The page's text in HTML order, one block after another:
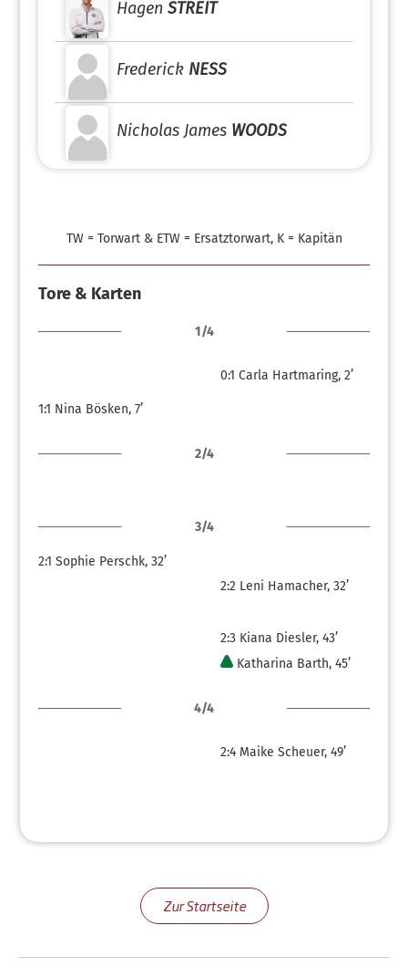
Hagen STREIT
Frederick NESS
Nicholas James WOODS
TW = Torwart & ETW = Ersatztorwart, K = Kapitän
Tore & Karten
1/4
0:1 Carla Hartmaring, 2’
1:1 Nina Bösken, 7’
2/4
3/4
2:1 Sophie Perschk, 32’
2:2 Leni Hamacher, 32’
2:3 Kiana Diesler, 43’
Katharina Barth, 45’
4/4
2:4 Maike Scheuer, 49’
Zur Startseite